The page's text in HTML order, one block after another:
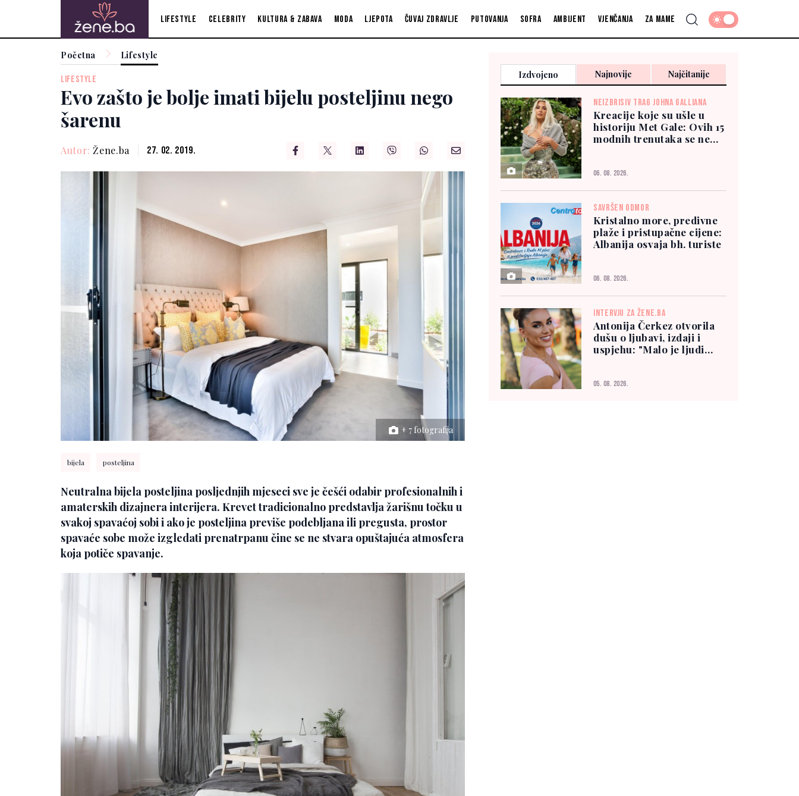
Lifestyle Celebrity Kultura & zabava Moda Ljepota Čuvaj zdravlje Putovanja Sofra Ambijent Vjenčanja Za mame
Početna Lifestyle
LIFESTYLE
Evo zašto je bolje imati bijelu posteljinu nego
šarenu
Autor: Žene.ba 27. 02. 2019.
+ 7 fotografija
bijela posteljina
Neutralna bijela posteljina posljednjih mjeseci sve je češći odabir profesionalnih i
amaterskih dizajnera interijera. Krevet tradicionalno predstavlja žarišnu točku u
svakoj spavaćoj sobi i ako je posteljina previše podebljana ili pregusta, prostor
spavaće sobe može izgledati prenatrpanu čine se ne stvara opuštajuća atmosfera
koja potiče spavanje.
Izdvojeno Najnovije Najčitanije
NEIZBRISIV TRAG JOHNA GALLIANA
Kreacije koje su ušle u
historiju Met Gale: Ovih 15
modnih trenutaka se ne
06. 08. 2026.
SAVRŠEN ODMOR
Kristalno more, predivne
plaže i pristupačne cijene:
Albanija osvaja bh. turiste
06. 08. 2026.
INTERVJU ZA ŽENE.BA
Antonija Čerkez otvorila
dušu o ljubavi, izdaji i
uspjehu: "Malo je ljudi
05. 08. 2026.